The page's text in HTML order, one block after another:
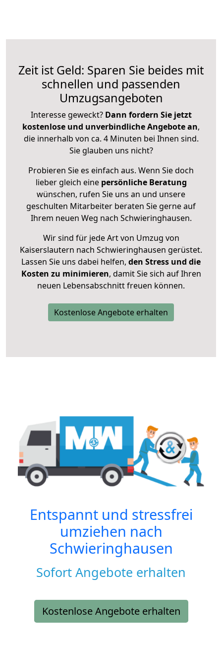
Zeit ist Geld: Sparen Sie beides mit
schnellen und passenden
Umzugsangeboten
Interesse geweckt? Dann fordern Sie jetzt
kostenlose und unverbindliche Angebote an,
die innerhalb von ca. 4 Minuten bei Ihnen sind.
Sie glauben uns nicht?
Probieren Sie es einfach aus. Wenn Sie doch
lieber gleich eine persönliche Beratung
wünschen, rufen Sie uns an und unsere
geschulten Mitarbeiter beraten Sie gerne auf
Ihrem neuen Weg nach Schwieringhausen.
Wir sind für jede Art von Umzug von
Kaiserslautern nach Schwieringhausen gerüstet.
Lassen Sie uns dabei helfen, den Stress und die
Kosten zu minimieren, damit Sie sich auf Ihren
neuen Lebensabschnitt freuen können.
Kostenlose Angebote erhalten
Entspannt und stressfrei
umziehen nach
Schwieringhausen
Sofort Angebote erhalten
Kostenlose Angebote erhalten